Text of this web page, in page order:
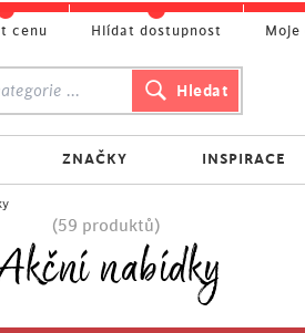
(59 produktů)
nabídky
ZNAČKY INSPIRACE
cenu Hlídat dostupnost Moje